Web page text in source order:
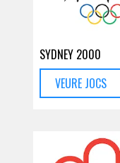
SYDNEY 2000
VEURE JOCS